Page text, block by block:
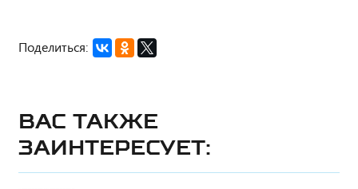
Поделиться:
Вас также
заинтересует: